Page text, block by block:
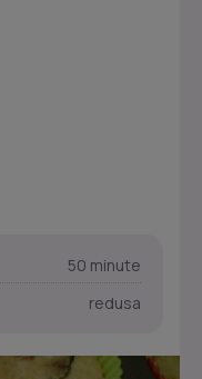
50 minute
redusa